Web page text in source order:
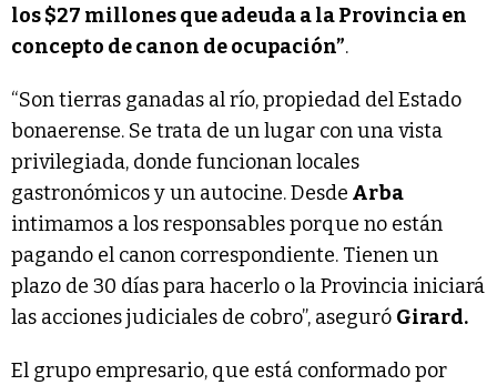
los $27 millones que adeuda a la Provincia en
concepto de canon de ocupación”.
“Son tierras ganadas al río, propiedad del Estado
bonaerense. Se trata de un lugar con una vista
privilegiada, donde funcionan locales
gastronómicos y un autocine. Desde Arba
intimamos a los responsables porque no están
pagando el canon correspondiente. Tienen un
plazo de 30 días para hacerlo o la Provincia iniciará
las acciones judiciales de cobro”, aseguró Girard.
El grupo empresario, que está conformado por